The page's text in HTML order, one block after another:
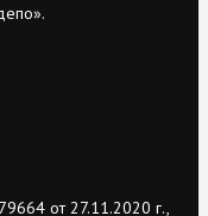
от 27.11.2020 г.,